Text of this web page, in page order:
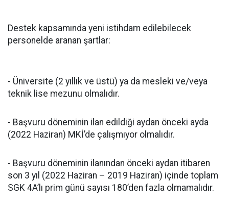
Destek kapsamında yeni istihdam edilebilecek
personelde aranan şartlar:
- Üniversite (2 yıllık ve üstü) ya da mesleki ve/veya
teknik lise mezunu olmalıdır.
- Başvuru döneminin ilan edildiği aydan önceki ayda
(2022 Haziran) MKİ’de çalışmıyor olmalıdır.
- Başvuru döneminin ilanından önceki aydan itibaren
son 3 yıl (2022 Haziran – 2019 Haziran) içinde toplam
SGK 4A’lı prim günü sayısı 180’den fazla olmamalıdır.